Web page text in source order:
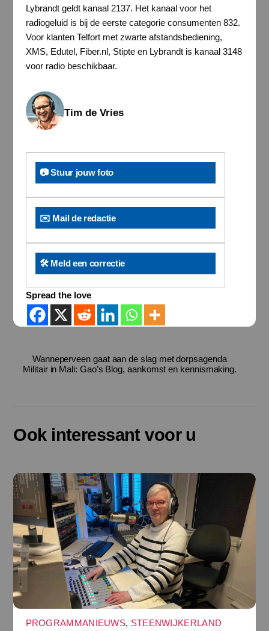
Lybrandt geldt kanaal 2137. Het kanaal voor het
radiogeluid is bij de eerste categorie consumenten 832.
Voor klanten Telfort met zwarte afstandsbediening,
XMS, Edutel, Fiber.nl, Stipte en Lybrandt is kanaal 3148
voor radio beschikbaar.
Tim de Vries
📷 Stuur jouw foto
✉️ Mail de redactie
🛠️ Meld een correctie
Spread the love
Wanneperveen gaat aan de slag met dorpsagenda
Militair in Mali: Gao’s Blog, aankomst en kennismaking.
Ook interessant voor u
PROGRAMMANIEUWS, STEENWIJKERLAND